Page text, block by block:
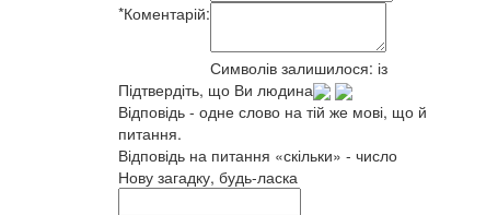
*Коментарій:
Символів залишилося: із
Підтвердіть, що Ви людина
Відповідь - одне слово на тій же мові, що й
питання.
Відповідь на питання «скільки» - число
Нову загадку, будь-ласка